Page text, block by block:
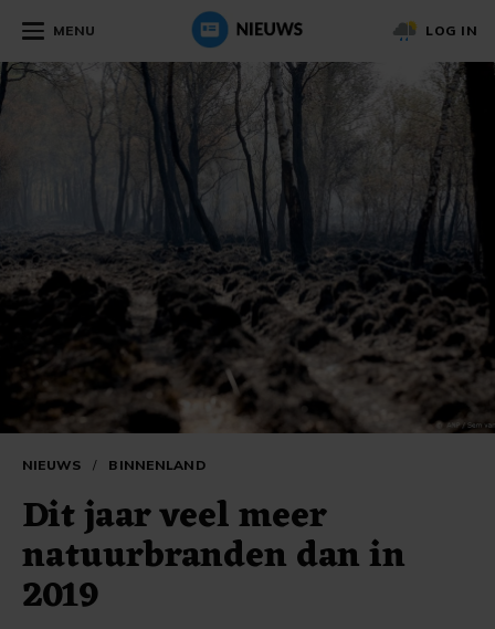
MENU LOG IN
NIEUWS / BINNENLAND
Dit jaar veel meer
natuurbranden dan in
2019